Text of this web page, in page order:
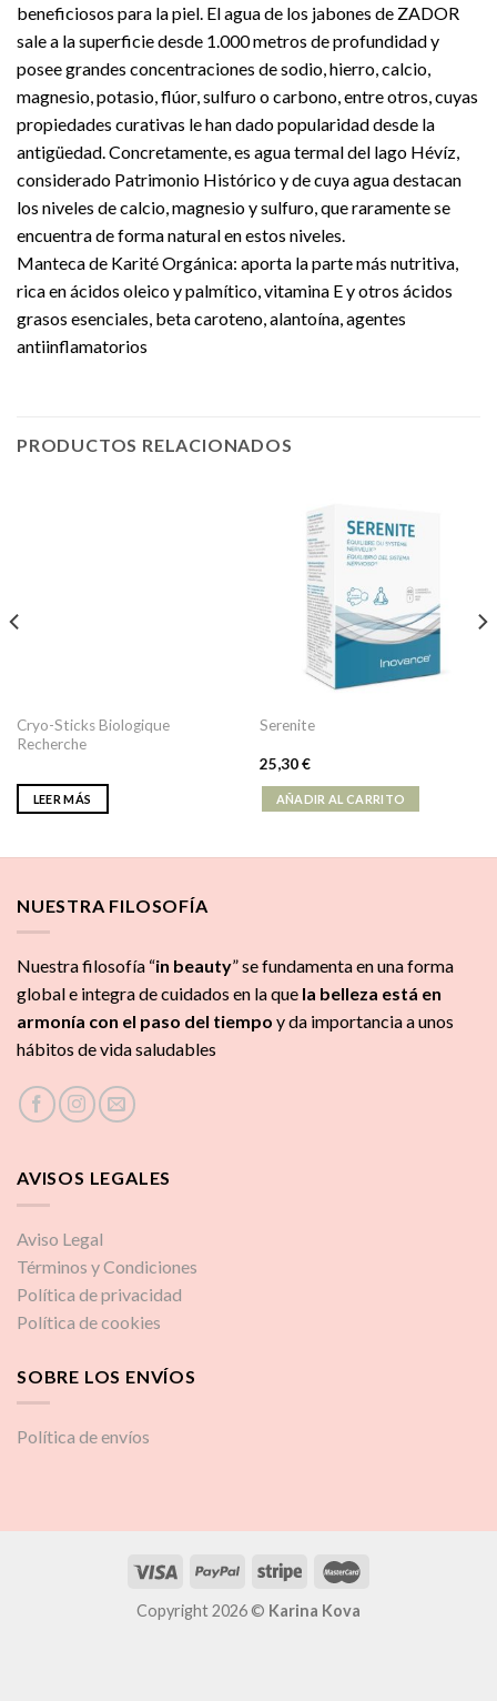
beneficiosos para la piel. El agua de los jabones de ZADOR
sale a la superficie desde 1.000 metros de profundidad y
posee grandes concentraciones de sodio, hierro, calcio,
magnesio, potasio, flúor, sulfuro o carbono, entre otros, cuyas
propiedades curativas le han dado popularidad desde la
antigüedad. Concretamente, es agua termal del lago Hévíz,
considerado Patrimonio Histórico y de cuya agua destacan
los niveles de calcio, magnesio y sulfuro, que raramente se
encuentra de forma natural en estos niveles.
Manteca de Karité Orgánica: aporta la parte más nutritiva,
rica en ácidos oleico y palmítico, vitamina E y otros ácidos
grasos esenciales, beta caroteno, alantoína, agentes
antiinflamatorios
PRODUCTOS RELACIONADOS
Cryo-Sticks Biologique
Recherche
LEER MÁS
Serenite
25,30€
AÑADIR AL CARRITO
NUESTRA FILOSOFÍA
Nuestra filosofía “in beauty” se fundamenta en una forma
global e integra de cuidados en la que la belleza está en
armonía con el paso del tiempo y da importancia a unos
hábitos de vida saludables
AVISOS LEGALES
Aviso Legal
Términos y Condiciones
Política de privacidad
Política de cookies
SOBRE LOS ENVÍOS
Política de envíos
Copyright 2026 © Karina Kova